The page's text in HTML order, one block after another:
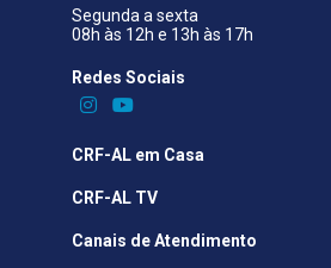
Segunda a sexta
08h às 12h e 13h às 17h
Redes Sociais​
CRF-AL em Casa
CRF-AL TV
Canais de Atendimento